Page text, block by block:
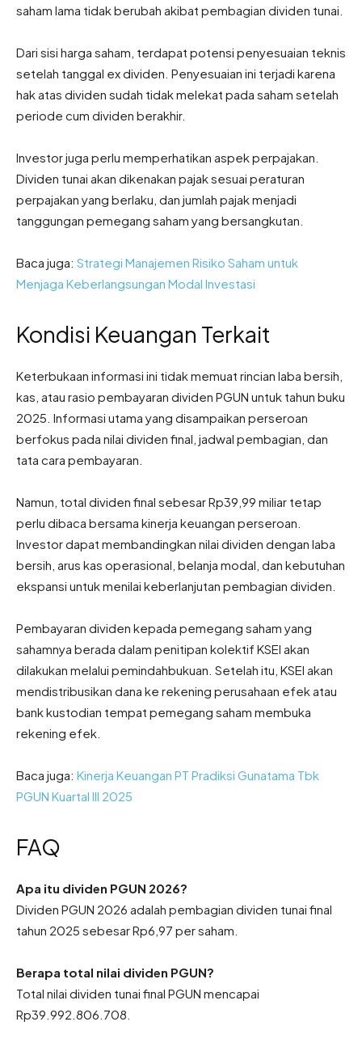
saham lama tidak berubah akibat pembagian dividen tunai.
Dari sisi harga saham, terdapat potensi penyesuaian teknis
setelah tanggal ex dividen. Penyesuaian ini terjadi karena
hak atas dividen sudah tidak melekat pada saham setelah
periode cum dividen berakhir.
Investor juga perlu memperhatikan aspek perpajakan.
Dividen tunai akan dikenakan pajak sesuai peraturan
perpajakan yang berlaku, dan jumlah pajak menjadi
tanggungan pemegang saham yang bersangkutan.
Baca juga: Strategi Manajemen Risiko Saham untuk
Menjaga Keberlangsungan Modal Investasi
Kondisi Keuangan Terkait
Keterbukaan informasi ini tidak memuat rincian laba bersih,
kas, atau rasio pembayaran dividen PGUN untuk tahun buku
2025. Informasi utama yang disampaikan perseroan
berfokus pada nilai dividen final, jadwal pembagian, dan
tata cara pembayaran.
Namun, total dividen final sebesar Rp39,99 miliar tetap
perlu dibaca bersama kinerja keuangan perseroan.
Investor dapat membandingkan nilai dividen dengan laba
bersih, arus kas operasional, belanja modal, dan kebutuhan
ekspansi untuk menilai keberlanjutan pembagian dividen.
Pembayaran dividen kepada pemegang saham yang
sahamnya berada dalam penitipan kolektif KSEI akan
dilakukan melalui pemindahbukuan. Setelah itu, KSEI akan
mendistribusikan dana ke rekening perusahaan efek atau
bank kustodian tempat pemegang saham membuka
rekening efek.
Baca juga: Kinerja Keuangan PT Pradiksi Gunatama Tbk
PGUN Kuartal III 2025
FAQ
Apa itu dividen PGUN 2026?
Dividen PGUN 2026 adalah pembagian dividen tunai final
tahun 2025 sebesar Rp6,97 per saham.
Berapa total nilai dividen PGUN?
Total nilai dividen tunai final PGUN mencapai
Rp39.992.806.708.